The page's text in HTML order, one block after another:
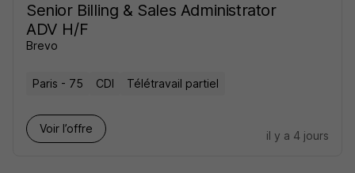
Senior Billing & Sales Administrator
ADV H/F
Brevo
Paris - 75 CDI Télétravail partiel
Voir l’offre
il y a 4 jours